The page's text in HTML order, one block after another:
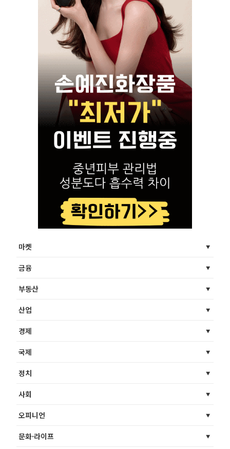
마켓
금융
부동산
산업
경제
국제
정치
사회
오피니언
문화·라이프